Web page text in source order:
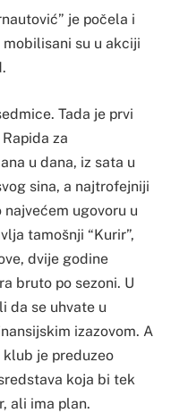
je počela i
su u akciji
Tada je prvi
za
u dana, iz sata u
sina, a najtrofejniji
ugovoru u
tamošnji “Kurir”,
dvije godine
bruto po sezoni. U
da se uhvate u
izazovom. A
klub je preduzeo
koja bi tek
ali ima plan.